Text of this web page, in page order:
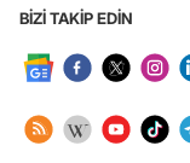
BİZİ TAKİP EDİN